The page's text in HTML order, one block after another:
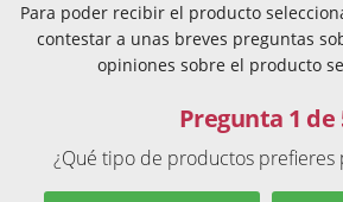
Para poder recibir el producto
contestar a unas breves preguntas
opiniones sobre el producto
Pregunta 1 de
¿Qué tipo de productos prefieres